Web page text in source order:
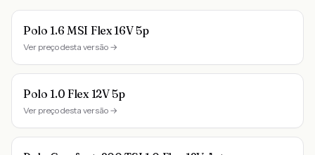
Polo 1.6 MSI Flex 16V 5p
Ver preço desta versão →
Polo 1.0 Flex 12V 5p
Ver preço desta versão →